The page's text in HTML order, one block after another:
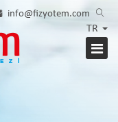
info@fizyotem.com
TR